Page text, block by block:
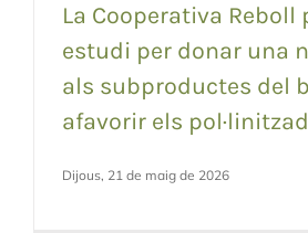
La Cooperativa Reboll
estudi per donar una
als subproductes del
afavorir els
Dijous, 21 de maig de 2026